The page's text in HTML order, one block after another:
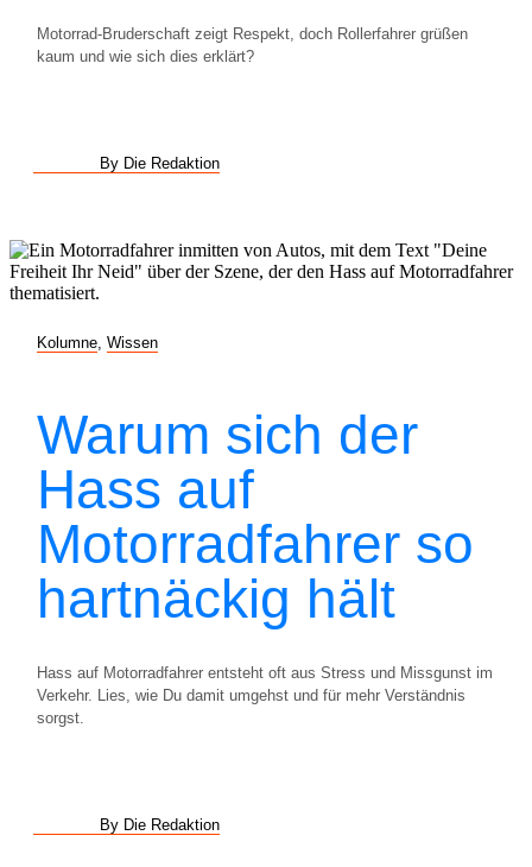
Motorrad-Bruderschaft zeigt Respekt, doch Rollerfahrer grüßen
kaum und wie sich dies erklärt?
By Die Redaktion
Kolumne Wissen
Warum sich der
Hass auf
Motorradfahrer so
hartnäckig hält
Hass auf Motorradfahrer entsteht oft aus Stress und Missgunst im
Verkehr. Lies, wie Du damit umgehst und für mehr Verständnis
sorgst.
By Die Redaktion